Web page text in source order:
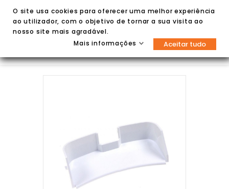

O site usa cookies para oferecer uma melhor experiência
ao utilizador, com o objetivo de tornar a sua visita ao
nosso site mais agradável.
Mais informações
Aceitar tudo